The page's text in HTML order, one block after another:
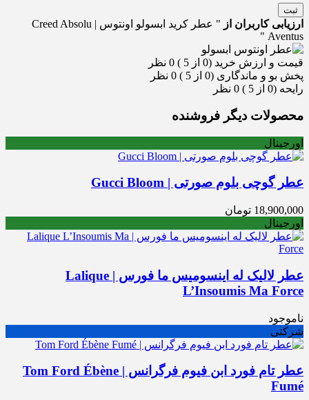
ثبت
ارزیابی کاربران از
" عطر کرید ابسولو اونتوس | Creed Absolu
Aventus "
قیمت و ارزش خرید (0 از 5 )
0 نظر
پخش بو و ماندگاری (0 از 5 )
0 نظر
رایحه (0 از 5 )
0 نظر
محصولات دیگر فروشنده
اورجینال
عطر گوچی بلوم صورتی | Gucci Bloom
18,900,000 تومان
اورجینال
عطر لالیک له اینسومیس ما فورس | Lalique
L’Insoumis Ma Force
ناموجود
شرکتی
عطر تام فورد ابن فیوم فرگرانس | Tom Ford Ébène
Fumé